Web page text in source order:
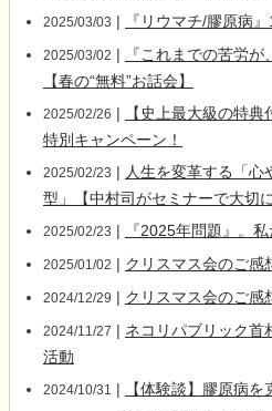
2025/03/03 | 『リウマチ/膠原病
2025/03/02 |
『これまでの苦労が
【春の“無料”お話会】
2025/02/26 |
【史上最大級の特
特別キャンペーン！
2025/02/23 | 人生を変革する「
型」【中村司がセミナーで大切
2025/02/23 | 『2025年問題』。
2025/01/02 | クリスマス会のご感
2024/12/29 | クリスマス会のご感
2024/11/27 | ネコリパブリック首
活動
2024/10/31 | 【体験談】膠原病を